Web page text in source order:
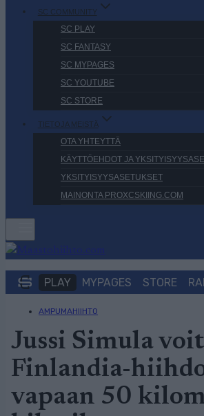
SC COMMUNITY
SC PLAY
SC FANTASY
SC MYPAGES
SC YOUTUBE
SC STORE
TIETOJA MEISTÄ
OTA YHTEYTTÄ
KÄYTTÖEHDOT JA
YKSITYISYYSASETUKSET
MAINONTA PROXCSKIING.COM
PLAY MYPAGES STORE
AMPUMAHIIHTO
Jussi Simula
Finlandia-
vapaan 50